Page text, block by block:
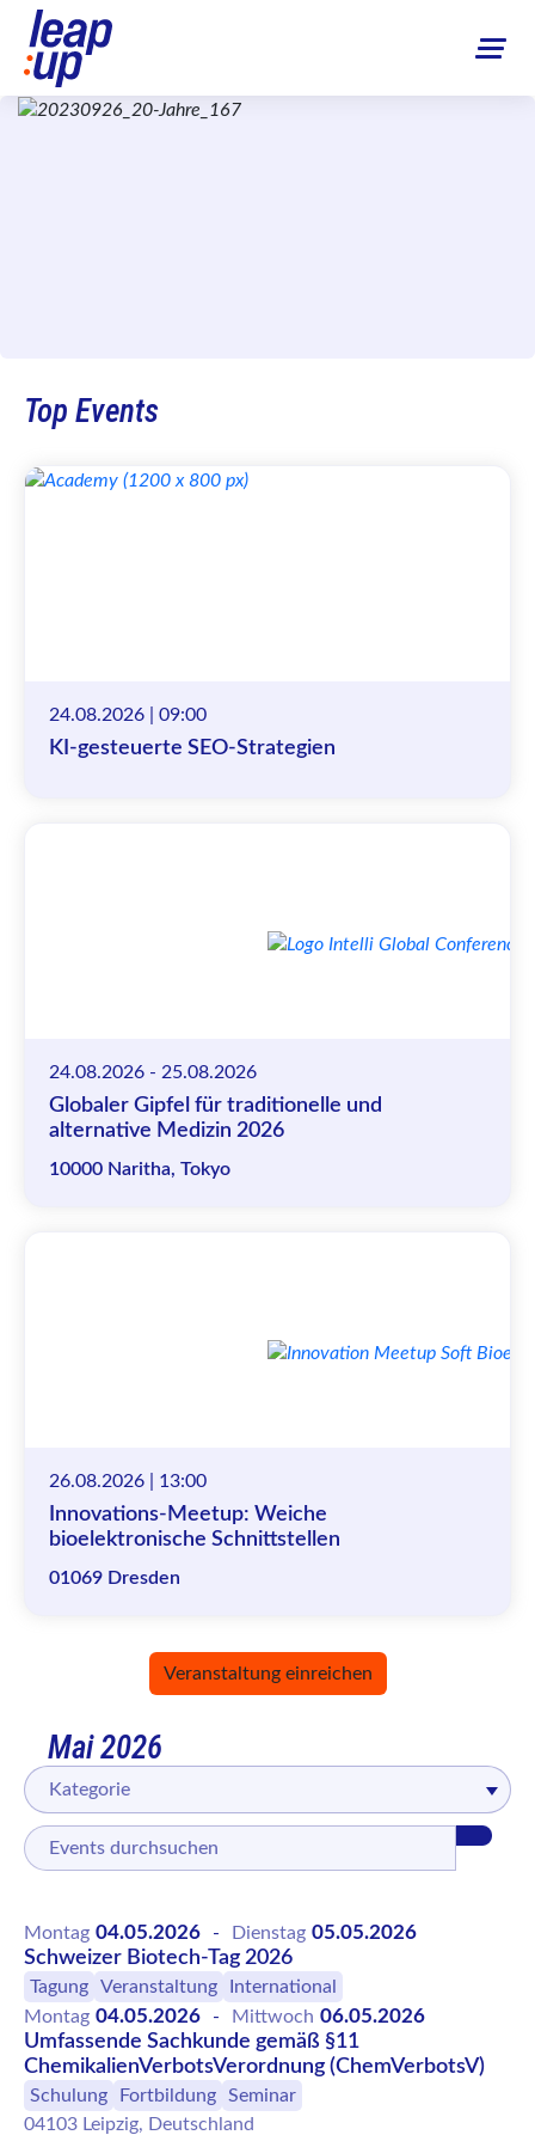
Top Events
24.08.2026 | 09:00
KI-gesteuerte SEO-Strategien
24.08.2026 - 25.08.2026
Globaler Gipfel für traditionelle und
alternative Medizin 2026
10000 Naritha, Tokyo
26.08.2026 | 13:00
Innovations-Meetup: Weiche
bioelektronische Schnittstellen
01069 Dresden
Veranstaltung einreichen
Mai 2026
Kategorie
Montag 04.05.2026 - Dienstag 05.05.2026
Schweizer Biotech-Tag 2026
Tagung Veranstaltung
International
Montag 04.05.2026 - Mittwoch 06.05.2026
Umfassende Sachkunde gemäß §11
ChemikalienVerbotsVerordnung (ChemVerbotsV)
Schulung Fortbildung
Seminar
04103 Leipzig, Deutschland